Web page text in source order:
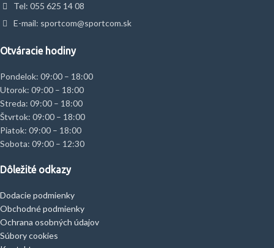
Tel: 055 625 14 08
E-mail: sportcom@sportcom.sk
Otváracie hodiny
Pondelok: 09:00 – 18:00
Utorok: 09:00 – 18:00
Streda: 09:00 – 18:00
Štvrtok: 09:00 – 18:00
Piatok: 09:00 – 18:00
Sobota: 09:00 – 12:30
Dôležité odkazy
Dodacie podmienky
Obchodné podmienky
Ochrana osobných údajov
Súbory cookies